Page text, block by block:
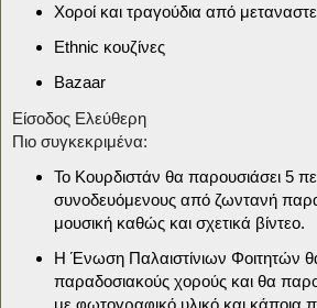
Χοροί και τραγούδια από
Ethnic κουζίνες
Bazaar
Είσοδος Ελεύθερη
Πιο συγκεκριμένα:
Το Κουρδιστάν θα παρουσιάσει 5
συνοδευόμενους από ζωντανή
μουσική καθώς και σχετικά βίντεο.
Η Ένωση Παλαιστίνιων Φοιτητών
παραδοσιακούς χορούς και θα
με φωτογραφικό υλικό και κάποια